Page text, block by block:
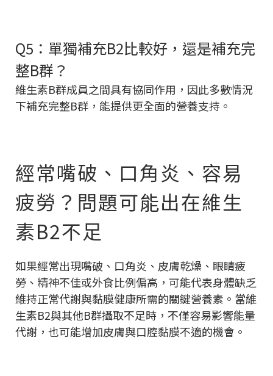
Q5：單獨補充B2比較好，還是補充完
整B群？
維生素B群成員之間具有協同作用，因此多數情況
下補充完整B群，能提供更全面的營養支持。
經常嘴破、口角炎、容易
疲勞？問題可能出在維生
素B2不足
如果經常出現嘴破、口角炎、皮膚乾燥、眼睛疲
勞、精神不佳或外食比例偏高，可能代表身體缺乏
維持正常代謝與黏膜健康所需的關鍵營養素。當維
生素B2與其他B群攝取不足時，不僅容易影響能量
代謝，也可能增加皮膚與口腔黏膜不適的機會。